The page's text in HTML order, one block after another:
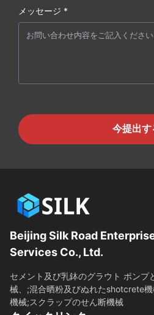
メッセージ *
今提出す
Beijing Silk Road
Services Co., Ltd.
セメント及び乳鉢のグラウト ポンプ
械、;混合晒粉及びぬれたshotcrete
機械;スクラップのせん断機械